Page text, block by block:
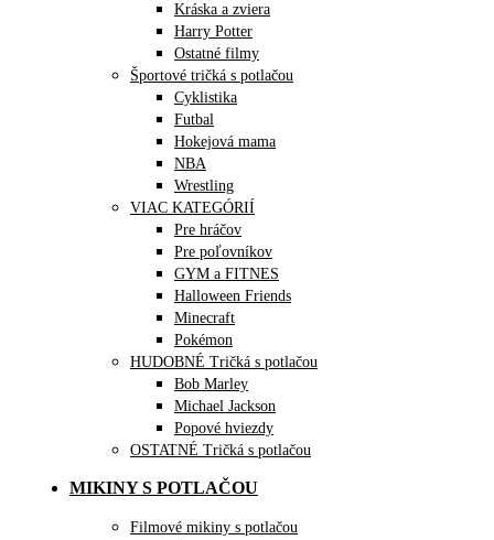
Kráska a zviera
Harry Potter
Ostatné filmy
Športové tričká s potlačou
Cyklistika
Futbal
Hokejová mama
NBA
Wrestling
VIAC KATEGÓRIÍ
Pre hráčov
Pre poľovníkov
GYM a FITNES
Halloween Friends
Minecraft
Pokémon
HUDOBNÉ Tričká s potlačou
Bob Marley
Michael Jackson
Popové hviezdy
OSTATNÉ Tričká s potlačou
MIKINY S POTLAČOU
Filmové mikiny s potlačou